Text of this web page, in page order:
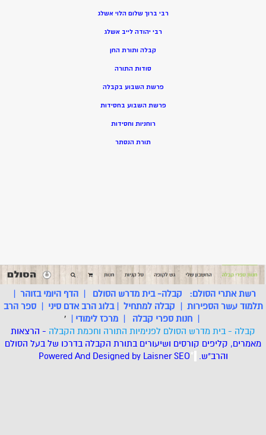
רבי ברוך שלום הלוי אשלג
רבי יהודה לייב אשלג
קבלה ותורת החן
סודות התורה
פרשת השבוע בקבלה
פרשת השבוע בחסידות
רוחניות וחסידות
תורת הנסתר
רשת אתרי הסולם: קבלה- בית מדרש הסולם |הדף היומי בזוהר |
תלמוד עשר הספירות | קבלה למתחיל |בלוג הרב אדם סיני |ספר הרב
| חנות ספרי קבלה | מרכז לימודי |
'
קבלה - בית מדרש הסולם לפנימיות התורה וחכמת הקבלה - הרצאות
מאמרים, קליפים קורסים ושיעורים בתורת הקבלה בדרכו של בעל הסולם
והרב"ש. *
Powered And Designed by LaisnerSEO